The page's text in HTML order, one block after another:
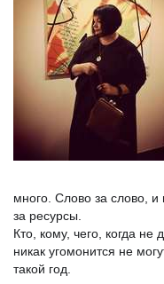
много. Слово за слово, и
за ресурсы.
Кто, кому, чего, когда
никак угомонится не
такой год.